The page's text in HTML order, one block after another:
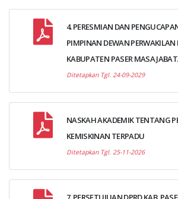
4. PERESMIAN DAN
PIMPINAN DEWAN PERWAKILAN
KABUPATEN PASER MASA
Ditetapkan Tgl. 24-09-2029
NASKAH AKADEMIK TENTANG
KEMISKINAN TERPADU
Ditetapkan Tgl. 25-11-2026